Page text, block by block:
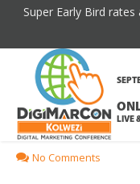
Super Early Bird
LIVE
quel
la meilleure
March01,2026
No Comments